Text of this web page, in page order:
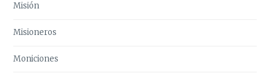
Misión
Misioneros
Moniciones